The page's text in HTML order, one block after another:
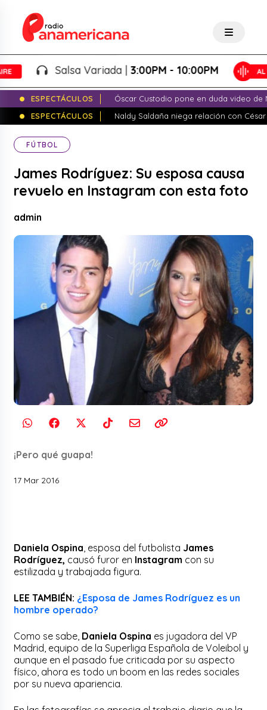
Salsa Variada |3:00PM - 10:00PM
ESPECTÁCULOS
Óscar Custodio pone en duda video de
ESPECTÁCULOS
Naldy Saldaña niega relación con
FÚTBOL
James Rodríguez: Su esposa causa
revuelo en Instagram con esta foto
admin
¡Pero qué guapa!
17 Mar 2016
Daniela Ospina , esposa del futbolista James
Rodríguez, causó furor en Instagram con su
estilizada y trabajada figura.
LEE TAMBIÉN: ¿Esposa de James Rodríguez es un
hombre operado?
Como se sabe, Daniela Ospina es jugadora del VP
Madrid, equipo de la Superliga Española de Voleibol y
aunque en el pasado fue criticada por su aspecto
físico, ahora es todo un boom en las redes sociales
por su nueva apariencia.